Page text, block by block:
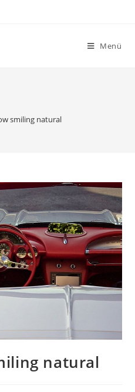
Menü
smiling natural
natural